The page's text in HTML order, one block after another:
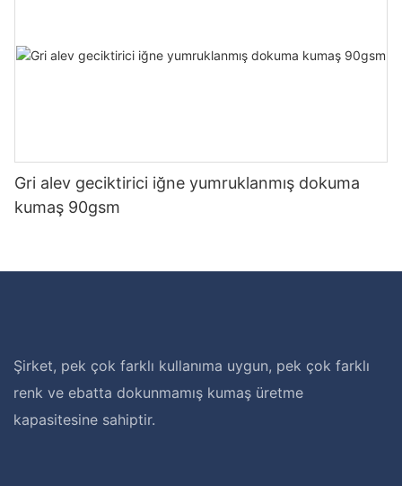
Gri alev geciktirici iğne yumruklanmış dokuma
kumaş 90gsm
Şirket, pek çok farklı kullanıma uygun, pek çok farklı
renk ve ebatta dokunmamış kumaş üretme
kapasitesine sahiptir.